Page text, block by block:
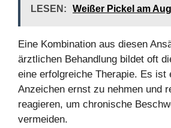
LESEN: Weißer Pickel am
Eine Kombination aus diesen
ärztlichen Behandlung bildet oft
eine erfolgreiche Therapie. Es ist
Anzeichen ernst zu nehmen und
reagieren, um chronische
vermeiden.